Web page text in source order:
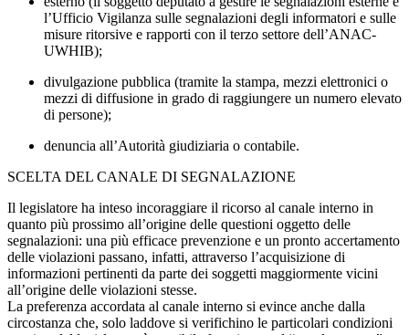
l’Ufficio Vigilanza sulle segnalazioni degli informatori e sulle
misure ritorsive e rapporti con il terzo settore dell’ANAC-
UWHIB);
divulgazione pubblica (tramite la stampa, mezzi elettronici o
mezzi di diffusione in grado di raggiungere un numero elevato
di persone);
denuncia all’Autorità giudiziaria o contabile.
SCELTA DEL CANALE DI SEGNALAZIONE
Il legislatore ha inteso incoraggiare il ricorso al canale interno in
quanto più prossimo all’origine delle questioni oggetto delle
segnalazioni: una più efficace prevenzione e un pronto accertamento
delle violazioni passano, infatti, attraverso l’acquisizione di
informazioni pertinenti da parte dei soggetti maggiormente vicini
all’origine delle violazioni stesse.
La preferenza accordata al canale interno si evince anche dalla
circostanza che, solo laddove si verifichino le particolari condizioni